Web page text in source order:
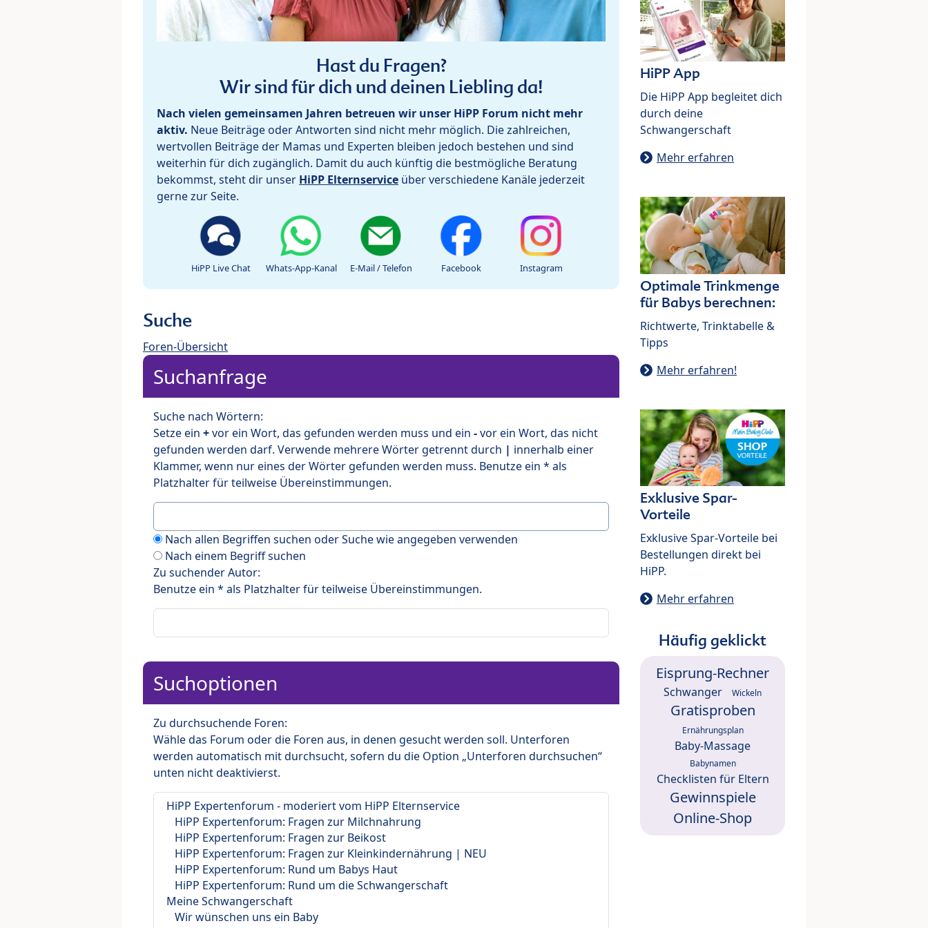
Hast du Fragen?
Wir sind für dich und deinen Liebling da!
Nach vielen gemeinsamen Jahren betreuen wir unser HiPP Forum nicht mehr
aktiv. Neue Beiträge oder Antworten sind nicht mehr möglich. Die zahlreichen,
wertvollen Beiträge der Mamas und Experten bleiben jedoch bestehen und sind
weiterhin für dich zugänglich. Damit du auch künftig die bestmögliche Beratung
bekommst, steht dir unser HiPP Elternservice über verschiedene Kanäle jederzeit
gerne zur Seite.
HiPP Live Chat Whats-App-Kanal E-Mail / Telefon Facebook Instagram
Suche
Foren-Übersicht
Suchanfrage
Suche nach Wörtern:
Setze ein +vor ein Wort, das gefunden werden muss und ein -vor ein Wort, das nicht
gefunden werden darf. Verwende mehrere Wörter getrennt durch | innerhalb einer
Klammer, wenn nur eines der Wörter gefunden werden muss. Benutze ein * als
Platzhalter für teilweise Übereinstimmungen.
Nach allen Begriffen suchen oder Suche wie angegeben verwenden
Nach einem Begriff suchen
Zu suchender Autor:
Benutze ein * als Platzhalter für teilweise Übereinstimmungen.
Suchoptionen
Zu durchsuchende Foren:
Wähle das Forum oder die Foren aus, in denen gesucht werden soll. Unterforen
werden automatisch mit durchsucht, sofern du die Option „Unterforen durchsuchen“
unten nicht deaktivierst.
HiPP App
Die HiPP App begleitet dich
durch deine
Schwangerschaft
Mehr erfahren
Optimale Trinkmenge
für Babys berechnen:
Richtwerte, Trinktabelle &
Tipps
Mehr erfahren!
Exklusive Spar-
Vorteile
Exklusive Spar-Vorteile bei
Bestellungen direkt bei
HiPP.
Mehr erfahren
Häufig geklickt
Eisprung-Rechner
Schwanger Wickeln
Gratisproben
Ernährungsplan
Baby-Massage
Babynamen
Checklisten für Eltern
Gewinnspiele
Online-Shop